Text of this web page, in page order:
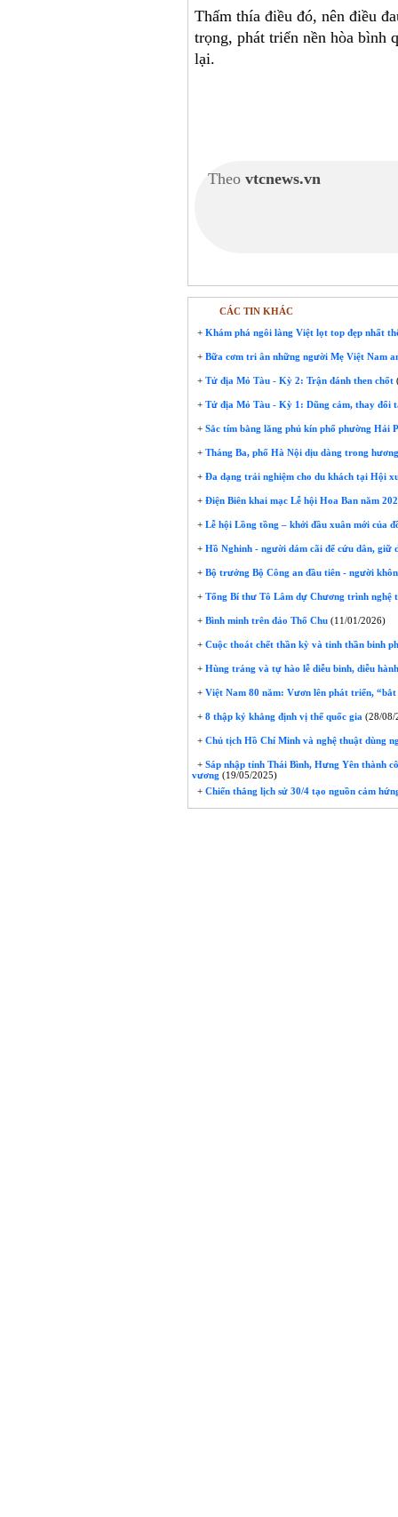
Thấm thía điều đó, nên điều
trọng, phát triển nền hòa bình
lại.
Theo vtcnews.vn
CÁC TIN KHÁC
+ Khám phá ngôi làng Việt lọt top đẹp nhất
+ Bữa cơm tri ân những người Mẹ Việt Nam
+ Tử địa Mỏ Tàu - Kỳ 2: Trận đánh then chốt
+ Tử địa Mỏ Tàu - Kỳ 1: Dũng cảm, thay đổi
+ Sắc tím bằng lăng phủ kín phố phường Hải
+ Tháng Ba, phố Hà Nội dịu dàng trong
+ Đa dạng trải nghiệm cho du khách tại Hội
+ Điện Biên khai mạc Lễ hội Hoa Ban năm
+ Lễ hội Lồng tồng – khởi đầu xuân mới của
+ Hồ Nghinh - người dám cãi để cứu dân, giữ
+ Bộ trưởng Bộ Công an đầu tiên - người
+ Tổng Bí thư Tô Lâm dự Chương trình nghệ
+ Bình minh trên đảo Thổ Chu (11/01/2026)
+ Cuộc thoát chết thần kỳ và tinh thần binh
+ Hùng tráng và tự hào lễ diễu binh, diễu
+ Việt Nam 80 năm: Vươn lên phát triển,
+ 8 thập kỷ khẳng định vị thế quốc gia (28/08/
+ Chủ tịch Hồ Chí Minh và nghệ thuật dùng
+ Sáp nhập tỉnh Thái Bình, Hưng Yên thành
vương (19/05/2025)
+ Chiến thắng lịch sử 30/4 tạo nguồn cảm